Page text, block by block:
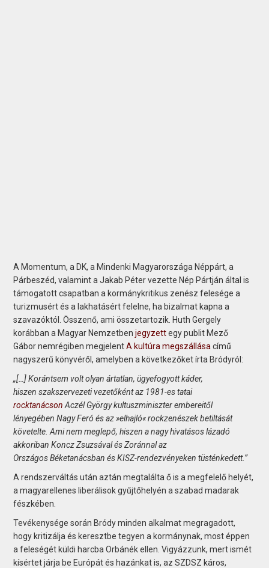
A Momentum, a DK, a Mindenki Magyarországa Néppárt, a
Párbeszéd, valamint a Jakab Péter vezette Nép Pártján által is
támogatott csapatban a kormánykritikus zenész felesége a
turizmusért és a lakhatásért felelne, ha bizalmat kapna a
szavazóktól. Összenő, ami összetartozik. Huth Gergely
korábban a Magyar Nemzetben jegyzettegy publit Mező
Gábor nemrégiben megjelentA kultúra megszállása című
nagyszerű könyvéről, amelyben a következőket írta Bródyról:
„[…] Korántsem volt olyan ártatlan, ügyefogyott káder,
hiszen szakszervezeti vezetőként az 1981-es tatai
rocktanácson Aczél György kultuszminiszter embereitől
lényegében Nagy Feró és az »elhajló« rockzenészek betiltását
követelte. Ami nem meglepő, hiszen a nagy hivatásos lázadó
akkoriban Koncz Zsuzsával és Zoránnal az
Országos Béketanácsban és KISZ-rendezvényeken tüsténkedett.”
A rendszerváltás után aztán megtalálta ő is a megfelelő helyét,
a magyarellenes liberálisok gyűjtőhelyén a szabad madarak
fészkében.
Tevékenysége során Bródy minden alkalmat megragadott,
hogy kritizálja és keresztbe tegyen a kormánynak, most éppen
a feleségét küldi harcba Orbánék ellen. Vigyázzunk, mert ismét
kísértet járja be Európát és hazánkat is, az SZDSZ káros,